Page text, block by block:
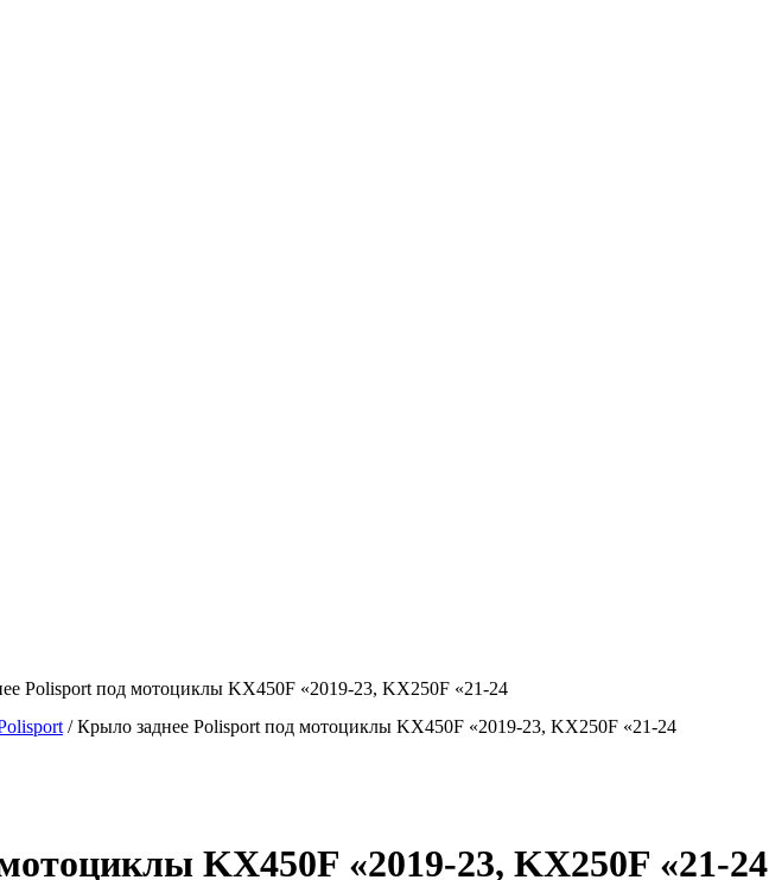
Polisport под мотоциклы KX450F «2019-23, KX250F «21-24
/ Крыло заднее Polisport под мотоциклы KX450F «2019-23, KX250F «21-24
KX450F «2019-23, KX250F «21-24